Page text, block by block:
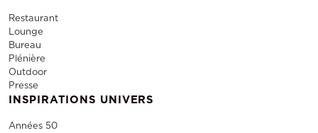
Restaurant
Lounge
Bureau
Plénière
Outdoor
Presse
INSPIRATIONS UNIVERS
Années 50